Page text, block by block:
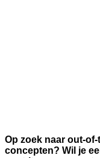
Op zoek naar out-
concepten? Wil je